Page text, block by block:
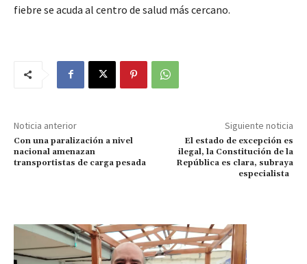
fiebre se acuda al centro de salud más cercano.
Noticia anterior
Con una paralización a nivel
nacional amenazan
transportistas de carga pesada
Siguiente noticia
El estado de excepción es
ilegal, la Constitución de la
República es clara, subraya
especialista